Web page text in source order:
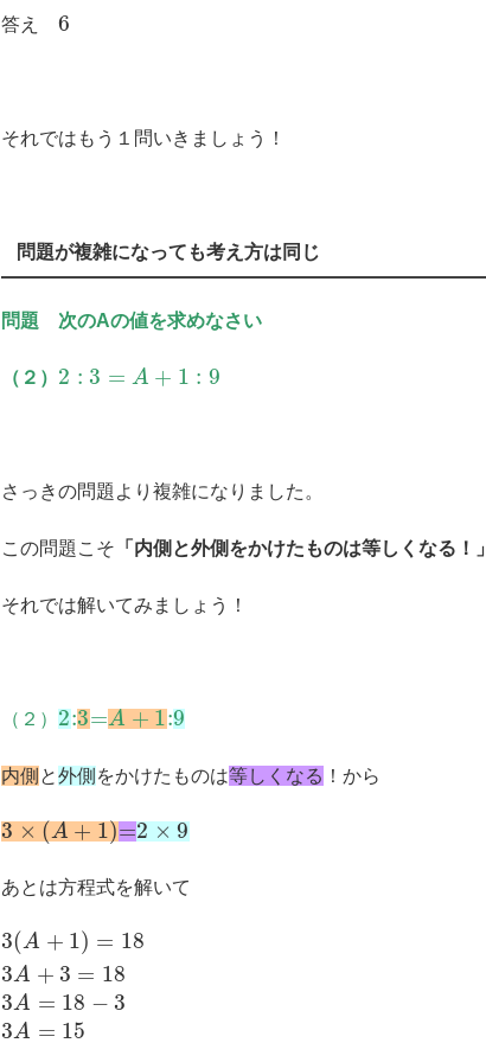
答え6
それではもう１問いきましょう！
問題が複雑になっても考え方は同じ
問題 次のAの値を求めなさい
（２） 2 : 3 = A + 1 : 9
さっきの問題より複雑になりました。
この問題こそ 「内側と外側をかけたものは等しくなる！」
それでは解いてみましょう！
（２） 2:3=A +1:9
内側 と外側 をかけたものは等しくなる ！から
3×(A +1)=2×9
あとは方程式を解いて
3(A + 1) = 18
3A + 3 = 18
3A = 18 − 3
3A = 15